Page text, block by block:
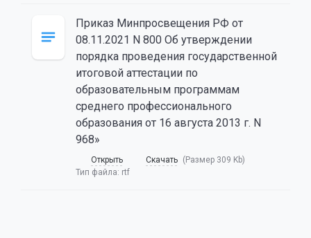
Приказ Минпросвещения РФ от
08.11.2021 N 800 Об утверждении
порядка проведения государственной
итоговой аттестации по
образовательным программам
среднего профессионального
образования от 16 августа 2013 г. N
968»
Открыть Скачать (Размер 309 Kb)
Тип файла: rtf